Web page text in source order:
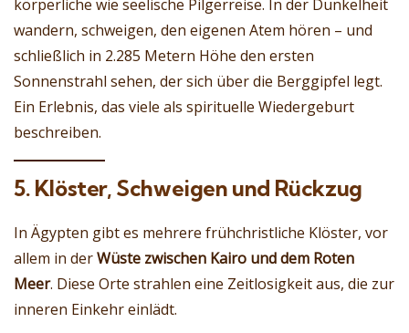
körperliche wie seelische Pilgerreise. In der Dunkelheit
wandern, schweigen, den eigenen Atem hören – und
schließlich in 2.285 Metern Höhe den ersten
Sonnenstrahl sehen, der sich über die Berggipfel legt.
Ein Erlebnis, das viele als spirituelle Wiedergeburt
beschreiben.
5. Klöster, Schweigen und Rückzug
In Ägypten gibt es mehrere frühchristliche Klöster, vor
allem in derWüste zwischen Kairo und dem Roten
Meer. Diese Orte strahlen eine Zeitlosigkeit aus, die zur
inneren Einkehr einlädt.